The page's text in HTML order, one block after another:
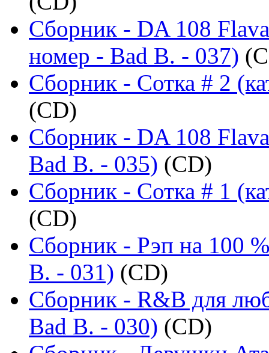
Сборник - DA 108
номер - Bad B. - 037)
Сборник - Сотка # 2
(CD)
Сборник - DA 108
Bad B. - 035) (CD)
Сборник - Сотка # 1
(CD)
Сборник - Рэп на 100
B. - 031) (CD)
Сборник - R&B для
Bad B. - 030) (CD)